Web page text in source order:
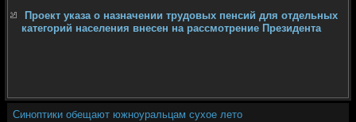
Проект указа о назначении трудовых пенсий для отдельных
категорий населения внесен на рассмотрение Президента
Синоптики обещают южноуральцам сухое лето